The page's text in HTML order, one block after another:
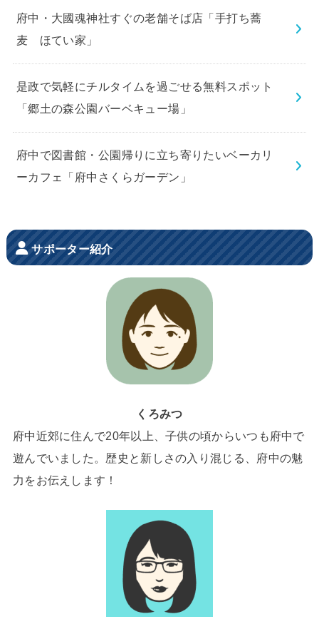
府中・大國魂神社すぐの老舗そば店「手打ち蕎
麦 ほてい家」
是政で気軽にチルタイムを過ごせる無料スポット
「郷土の森公園バーベキュー場」
府中で図書館・公園帰りに立ち寄りたいベーカリ
ーカフェ「府中さくらガーデン」
サポーター紹介
くろみつ
府中近郊に住んで20年以上、子供の頃からいつも府中で
遊んでいました。歴史と新しさの入り混じる、府中の魅
力をお伝えします！